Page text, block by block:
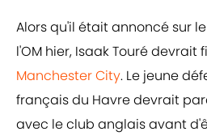
Alors qu'il était annoncé sur
l'OM hier, Isaak Touré
Manchester City. Le jeune
français du Havre devrait
avec le club anglais avant